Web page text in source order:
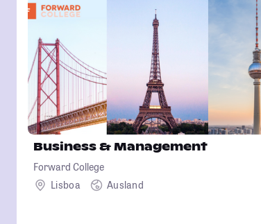
Business & Management
Forward College
Lisboa
Ausland